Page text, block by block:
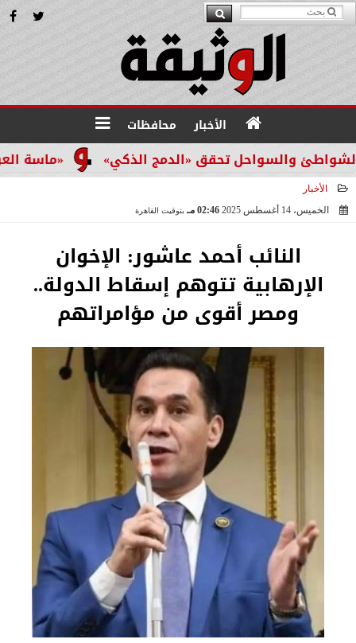
الأخبار محافظات
«ماسة العرب» والسواحل تحقق «الدمج الذكي»
الأخبار
الخميس، 14 أغسطس 2025
02:46 مـ بتوقيت القاهرة
النائب أحمد عاشور: الإخوان
الإرهابية تتوهم إسقاط الدولة..
ومصر أقوى من مؤامراتهم